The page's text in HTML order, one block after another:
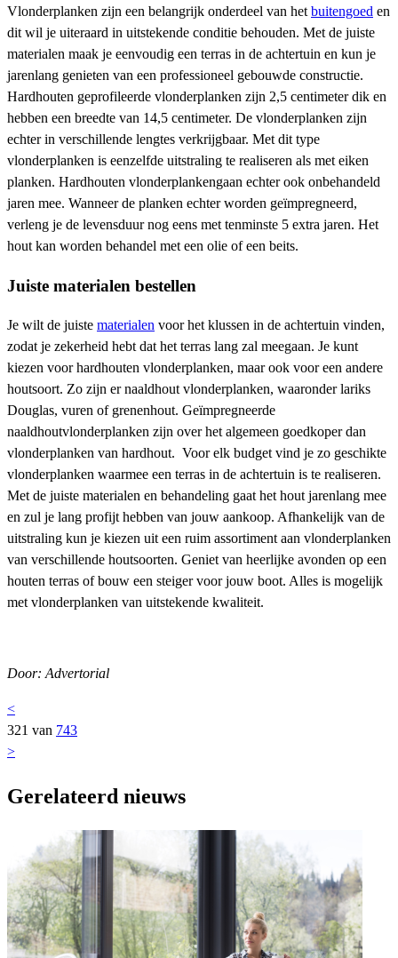
Vlonderplanken zijn een belangrijk onderdeel van het buitengoed en
dit wil je uiteraard in uitstekende conditie behouden. Met de juiste
materialen maak je eenvoudig een terras in de achtertuin en kun je
jarenlang genieten van een professioneel gebouwde constructie.
Hardhouten geprofileerde vlonderplanken zijn 2,5 centimeter dik en
hebben een breedte van 14,5 centimeter. De vlonderplanken zijn
echter in verschillende lengtes verkrijgbaar. Met dit type
vlonderplanken is eenzelfde uitstraling te realiseren als met eiken
planken. Hardhouten vlonderplankengaan echter ook onbehandeld
jaren mee. Wanneer de planken echter worden geïmpregneerd,
verleng je de levensduur nog eens met tenminste 5 extra jaren. Het
hout kan worden behandel met een olie of een beits.
Juiste materialen bestellen
Je wilt de juiste materialen voor het klussen in de achtertuin vinden,
zodat je zekerheid hebt dat het terras lang zal meegaan. Je kunt
kiezen voor hardhouten vlonderplanken, maar ook voor een andere
houtsoort. Zo zijn er naaldhout vlonderplanken, waaronder lariks
Douglas, vuren of grenenhout. Geïmpregneerde
naaldhoutvlonderplanken zijn over het algemeen goedkoper dan
vlonderplanken van hardhout. Voor elk budget vind je zo geschikte
vlonderplanken waarmee een terras in de achtertuin is te realiseren.
Met de juiste materialen en behandeling gaat het hout jarenlang mee
en zul je lang profijt hebben van jouw aankoop. Afhankelijk van de
uitstraling kun je kiezen uit een ruim assortiment aan vlonderplanken
van verschillende houtsoorten. Geniet van heerlijke avonden op een
houten terras of bouw een steiger voor jouw boot. Alles is mogelijk
met vlonderplanken van uitstekende kwaliteit.
Door: Advertorial
<
321 van 743
>
Gerelateerd nieuws